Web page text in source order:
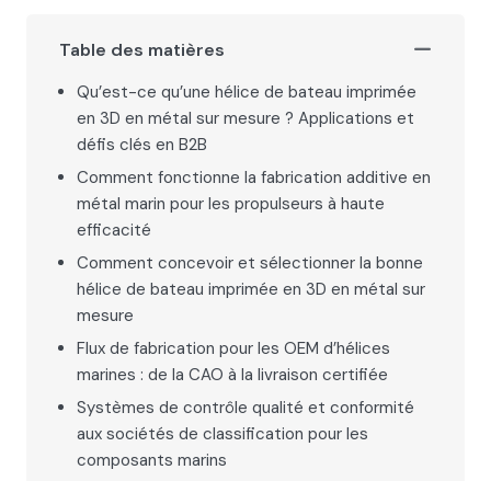
Table des matières
Qu’est-ce qu’une hélice de bateau imprimée
en 3D en métal sur mesure ? Applications et
défis clés en B2B
Comment fonctionne la fabrication additive en
métal marin pour les propulseurs à haute
efficacité
Comment concevoir et sélectionner la bonne
hélice de bateau imprimée en 3D en métal sur
mesure
Flux de fabrication pour les OEM d’hélices
marines : de la CAO à la livraison certifiée
Systèmes de contrôle qualité et conformité
aux sociétés de classification pour les
composants marins